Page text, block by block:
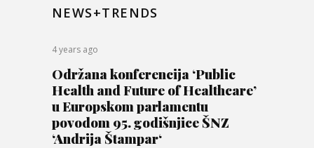
NEWS+TRENDS
4 years ago
Održana konferencija ‘Public
Health and Future of Healthcare’
u Europskom parlamentu
povodom 95. godišnjice ŠNZ
‘Andrija Štampar‘